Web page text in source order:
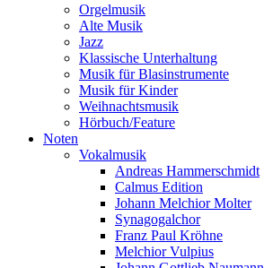
Orgelmusik
Alte Musik
Jazz
Klassische Unterhaltung
Musik für Blasinstrumente
Musik für Kinder
Weihnachtsmusik
Hörbuch/Feature
Noten
Vokalmusik
Andreas Hammerschmidt
Calmus Edition
Johann Melchior Molter
Synagogalchor
Franz Paul Kröhne
Melchior Vulpius